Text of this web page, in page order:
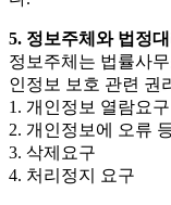
5. 정보주체와 법정
정보주체는 법률사
인정보 보호 관련 권
1. 개인정보 열람요구
2. 개인정보에 오류
3. 삭제요구
4. 처리정지 요구